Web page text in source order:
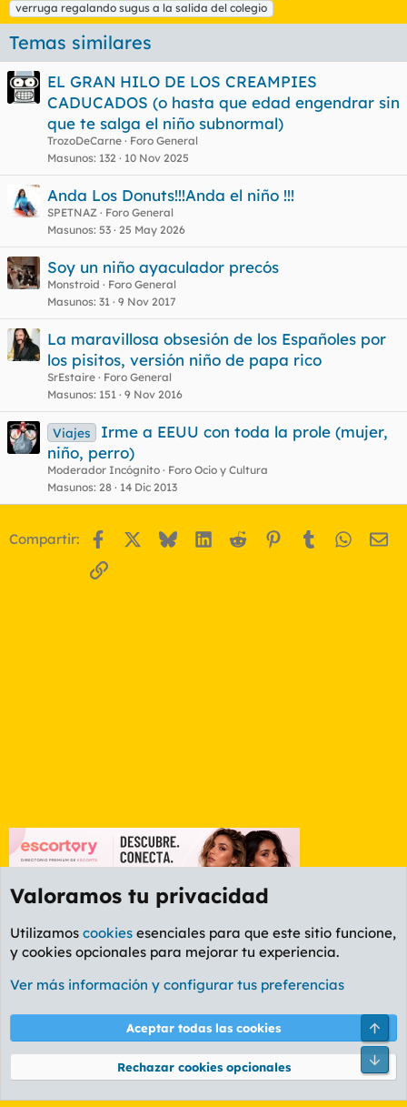
e
t
a
verruga regalando sugus a la salida del colegio
Temas similares
EL GRAN HILO DE LOS CREAMPIES
CADUCADOS (o hasta que edad engendrar sin
que te salga el niño subnormal)
TrozoDeCarne
Foro General
Masunos 132 10 Nov 2025
Anda Los Donuts!!!Anda el niño !!!
SPETNAZ
Foro General
Masunos 53 25 May 2026
Soy un niño ayaculador precós
Monstroid
Foro General
Masunos 31 9 Nov 2017
La maravillosa obsesión de los Españoles por
los pisitos, versión niño de papa rico
SrEstaire
Foro General
Masunos 151 9 Nov 2016
Viajes
Irme a EEUU con toda la prole (mujer,
niño, perro)
Moderador Incógnito
Foro Ocio y Cultura
Masunos 28 14 Dic 2013
Compartir: Facebook BlueskyLinkedIn
Reddit Pinterest
Tumblr
Enlace
Foro General
Cookies
PL OLDSTYLE AMARILLO
Términos y reglas Política de privacidad Ayuda
Community platform by XenForo® © 2010-2026 XenForo Ltd.
Valoramos tu privacidad
Utilizamos cookies esenciales para que este sitio funcione,
y cookies opcionales para mejorar tu experiencia.
Ver más información y configurar tus preferencias
Aceptar todas las cookies
Rechazar cookies opcionales
Pie